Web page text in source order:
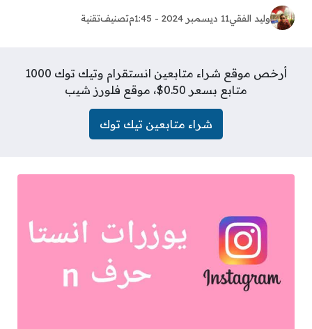
وليد الفقي11 ديسمبر 2024 - 1:45م تصنيفتقنية
أرخص موقع شراء متابعين انستقرام وتيك توك 1000
متابع بسعر 0.50$، موقع فلورز شيب
شراء متابعين تيك توك